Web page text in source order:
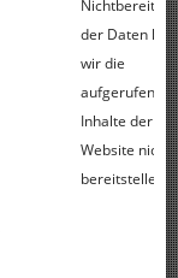
der Daten
wir die
aufgerufenen
Inhalte der
Website nicht
bereitstellen.